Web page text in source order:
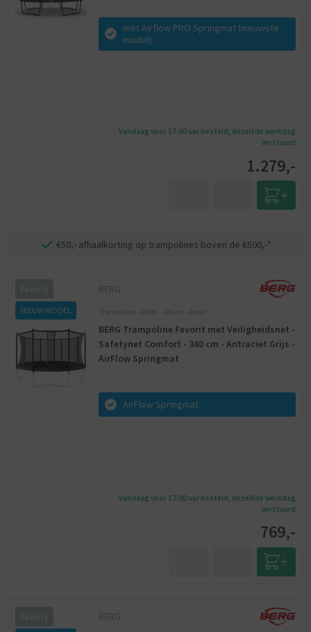
met Airflow PRO Springmat (nieuwste
model)
Vandaag voor 17:00 uur besteld, dezelfde werkdag
verstuurd
1.279,-
€50,- afhaalkorting op trampolines boven de €500,-*
NIEUW MODEL
BERG
Trampoline - BERG - 380 cm - Rond
BERG Trampoline Favorit met Veiligheidsnet -
Safetynet Comfort - 380 cm - Antraciet Grijs -
AirFlow Springmat
AirFlow Springmat
Vandaag voor 17:00 uur besteld, dezelfde werkdag
verstuurd
769,-
BERG